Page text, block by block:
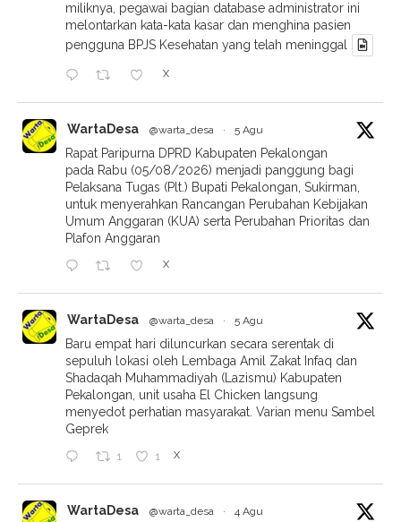
miliknya, pegawai bagian database administrator ini
melontarkan kata-kata kasar dan menghina pasien
pengguna BPJS Kesehatan yang telah meninggal
X
WartaDesa @warta_desa · 5 Agu
Rapat Paripurna DPRD Kabupaten Pekalongan
pada Rabu (05/08/2026) menjadi panggung bagi
Pelaksana Tugas (Plt.) Bupati Pekalongan, Sukirman,
untuk menyerahkan Rancangan Perubahan Kebijakan
Umum Anggaran (KUA) serta Perubahan Prioritas dan
Plafon Anggaran
X
WartaDesa @warta_desa · 5 Agu
Baru empat hari diluncurkan secara serentak di
sepuluh lokasi oleh Lembaga Amil Zakat Infaq dan
Shadaqah Muhammadiyah (Lazismu) Kabupaten
Pekalongan, unit usaha El Chicken langsung
menyedot perhatian masyarakat. Varian menu Sambel
Geprek
1 1 X
WartaDesa @warta_desa · 4 Agu